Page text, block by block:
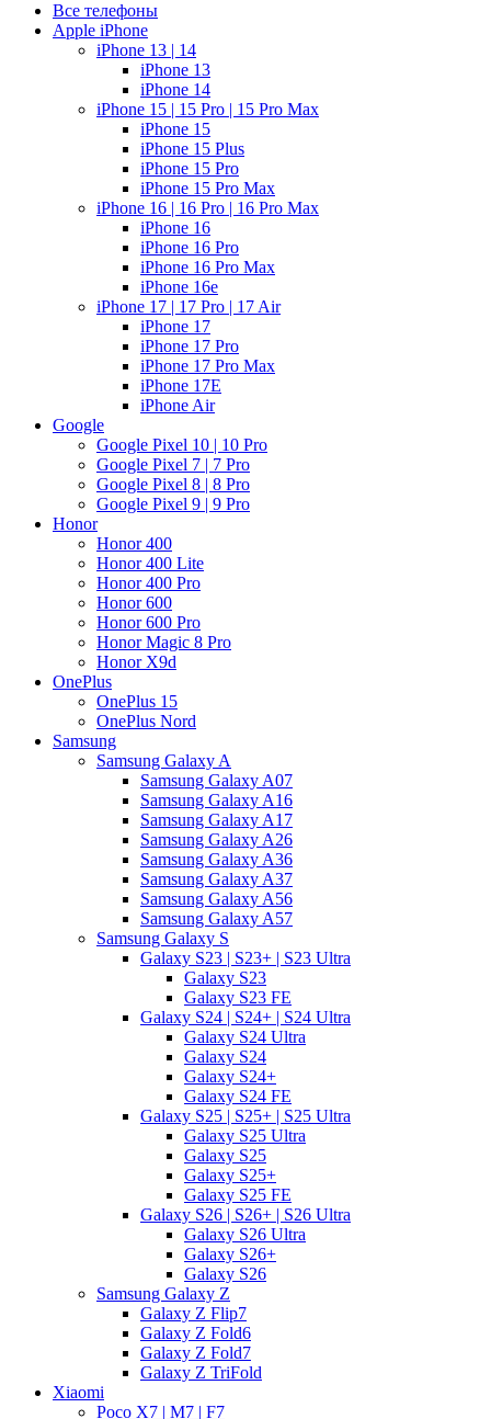
Все телефоны
Apple iPhone
iPhone 13 | 14
iPhone 13
iPhone 14
iPhone 15 | 15 Pro | 15 Pro Max
iPhone 15
iPhone 15 Plus
iPhone 15 Pro
iPhone 15 Pro Max
iPhone 16 | 16 Pro | 16 Pro Max
iPhone 16
iPhone 16 Pro
iPhone 16 Pro Max
iPhone 16e
iPhone 17 | 17 Pro | 17 Air
iPhone 17
iPhone 17 Pro
iPhone 17 Pro Max
iPhone 17E
iPhone Air
Google
Google Pixel 10 | 10 Pro
Google Pixel 7 | 7 Pro
Google Pixel 8 | 8 Pro
Google Pixel 9 | 9 Pro
Honor
Honor 400
Honor 400 Lite
Honor 400 Pro
Honor 600
Honor 600 Pro
Honor Magic 8 Pro
Honor X9d
OnePlus
OnePlus 15
OnePlus Nord
Samsung
Samsung Galaxy A
Samsung Galaxy A07
Samsung Galaxy A16
Samsung Galaxy A17
Samsung Galaxy A26
Samsung Galaxy A36
Samsung Galaxy A37
Samsung Galaxy A56
Samsung Galaxy A57
Samsung Galaxy S
Galaxy S23 | S23+ | S23 Ultra
Galaxy S23
Galaxy S23 FE
Galaxy S24 | S24+ | S24 Ultra
Galaxy S24 Ultra
Galaxy S24
Galaxy S24+
Galaxy S24 FE
Galaxy S25 | S25+ | S25 Ultra
Galaxy S25 Ultra
Galaxy S25
Galaxy S25+
Galaxy S25 FE
Galaxy S26 | S26+ | S26 Ultra
Galaxy S26 Ultra
Galaxy S26+
Galaxy S26
Samsung Galaxy Z
Galaxy Z Flip7
Galaxy Z Fold6
Galaxy Z Fold7
Galaxy Z TriFold
Xiaomi
Poco X7 | M7 | F7